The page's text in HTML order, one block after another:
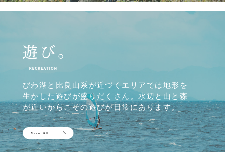
びわ湖と比良山系が近づくエリアでは地形を
生かした遊びが盛りだくさん。水辺と山と森
が近いからこその遊びが日常にあります。